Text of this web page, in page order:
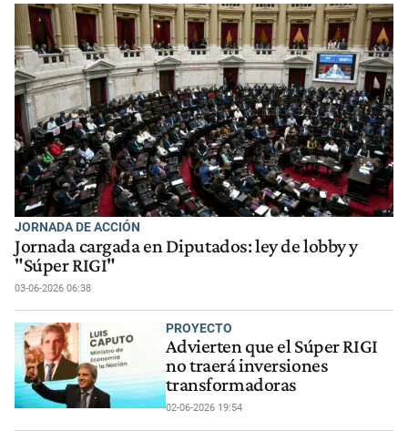
JORNADA DE ACCIÓN
Jornada cargada en Diputados: ley de lobby y
"Súper RIGI"
03-06-2026 06:38
PROYECTO
Advierten que el Súper RIGI
no traerá inversiones
transformadoras
02-06-2026 19:54